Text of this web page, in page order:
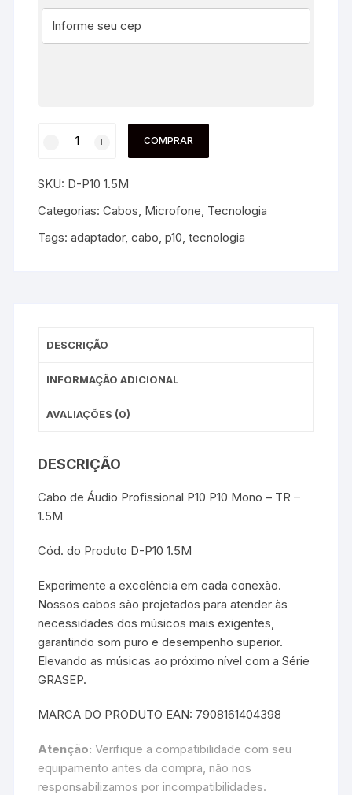
COMPRAR
SKU: D-P10 1.5M
Categorias:Cabos Microfone Tecnologia
Tags:adaptador,cabo ,p10 ,tecnologia
DESCRIÇÃO
INFORMAÇÃO ADICIONAL
AVALIAÇÕES (0)
DESCRIÇÃO
Cabo de Áudio Profissional P10 P10 Mono – TR –
1.5M
Cód. do Produto D-P10 1.5M
Experimente a excelência em cada conexão.
Nossos cabos são projetados para atender às
necessidades dos músicos mais exigentes,
garantindo som puro e desempenho superior.
Elevando as músicas ao próximo nível com a Série
GRASEP.
MARCA DO PRODUTO EAN: 7908161404398
Atenção:Verifique a compatibilidade com seu
equipamento antes da compra, não nos
responsabilizamos por incompatibilidades.